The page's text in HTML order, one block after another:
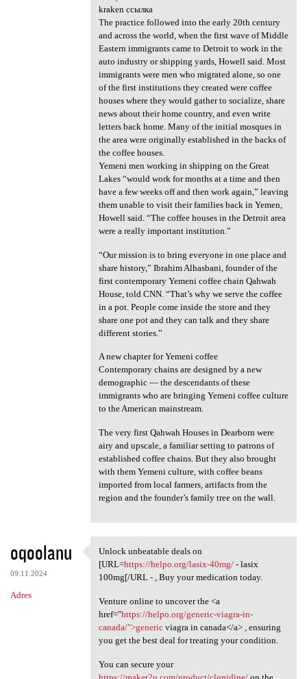
kraken ссылка
The practice followed into the early 20th century
and across the world, when the first wave of Middle
Eastern immigrants came to Detroit to work in the
auto industry or shipping yards, Howell said. Most
immigrants were men who migrated alone, so one
of the first institutions they created were coffee
houses where they would gather to socialize, share
news about their home country, and even write
letters back home. Many of the initial mosques in
the area were originally established in the backs of
the coffee houses.
Yemeni men working in shipping on the Great
Lakes “would work for months at a time and then
have a few weeks off and then work again,” leaving
them unable to visit their families back in Yemen,
Howell said. “The coffee houses in the Detroit area
were a really important institution.”
“Our mission is to bring everyone in one place and
share history,” Ibrahim Alhasbani, founder of the
first contemporary Yemeni coffee chain Qahwah
House, told CNN. “That’s why we serve the coffee
in a pot. People come inside the store and they
share one pot and they can talk and they share
different stories.”
A new chapter for Yemeni coffee
Contemporary chains are designed by a new
demographic — the descendants of these
immigrants who are bringing Yemeni coffee culture
to the American mainstream.
The very first Qahwah Houses in Dearborn were
airy and upscale, a familiar setting to patrons of
established coffee chains. But they also brought
with them Yemeni culture, with coffee beans
imported from local farmers, artifacts from the
region and the founder’s family tree on the wall.
oqoolanu
09.11.2024
Adres
Unlock unbeatable deals on
Unlock unbeatable deals on
[URL=https://helpo.org/lasix-40mg/- lasix
100mg[/URL - , Buy your medication today.
Venture online to uncover the <a
href="https://helpo.org/generic-viagra-in-
canada/">genericviagra in canada</a> , ensuring
you get the best deal for treating your condition.
You can secure your